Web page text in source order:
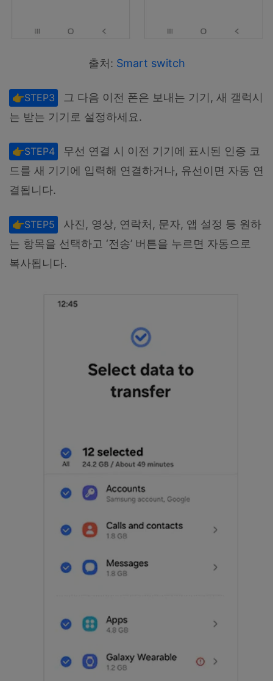
출처: Smart switch
👉STEP3
그 다음 이전 폰은 보내는 기기, 새 갤럭시
는 받는 기기로 설정하세요.
👉STEP4
무선 연결 시 이전 기기에 표시된 인증 코
드를 새 기기에 입력해 연결하거나, 유선이면 자동 연
결됩니다.
👉STEP5
사진, 영상, 연락처, 문자, 앱 설정 등 원하
는 항목을 선택하고 ‘전송’ 버튼을 누르면 자동으로
복사됩니다.